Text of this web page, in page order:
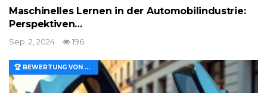
Maschinelles Lernen in der Automobilindustrie:
Perspektiven…
Sep. 2, 2024 196
🏆 BEWERTUNG VON MERKMALEN UND WERT